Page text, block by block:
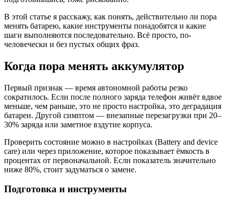
В этой статье я расскажу, как понять, действительно ли пора
менять батарею, какие инструменты понадобятся и какие
шаги выполняются последовательно. Всё просто, по-
человечески и без пустых общих фраз.
Когда пора менять аккумулятор
Первый признак — время автономной работы резко
сократилось. Если после полного заряда телефон живёт вдвое
меньше, чем раньше, это не просто настройка, это деградация
батареи. Другой симптом — внезапные перезагрузки при 20–
30% заряда или заметное вздутие корпуса.
Проверить состояние можно в настройках (Battery and device
care) или через приложение, которое показывает ёмкость в
процентах от первоначальной. Если показатель значительно
ниже 80%, стоит задуматься о замене.
Подготовка и инструменты